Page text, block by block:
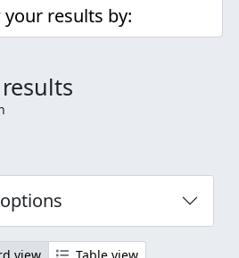
results by: